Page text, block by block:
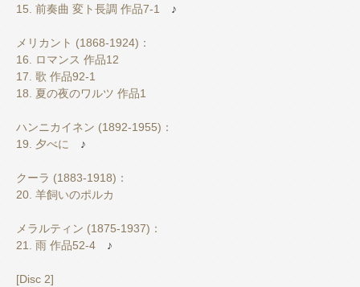
15. 前奏曲 変ト長調 作品7-1 ♪
メリカント (1868-1924)：
16. ロマンス 作品12
17. 歌 作品92-1
18. 夏の夜のワルツ 作品1
ハンニカイネン (1892-1955)：
19. 夕べに ♪
クーラ (1883-1918)：
20. 羊飼いのポルカ
メラルティン (1875-1937)：
21. 雨 作品52-4 ♪
[Disc 2]